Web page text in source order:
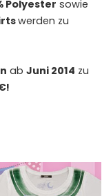
Polyester sowie
werden zu
ab Juni 2014 zu